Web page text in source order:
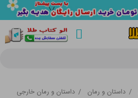
/ داستان و رمان / داستان و رمان خارجی